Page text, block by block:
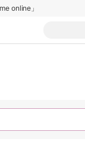
online」